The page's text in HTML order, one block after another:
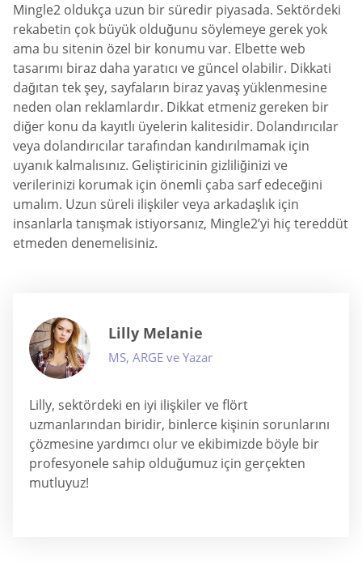
Mingle2 oldukça uzun bir süredir piyasada. Sektördeki
rekabetin çok büyük olduğunu söylemeye gerek yok
ama bu sitenin özel bir konumu var. Elbette web
tasarımı biraz daha yaratıcı ve güncel olabilir. Dikkati
dağıtan tek şey, sayfaların biraz yavaş yüklenmesine
neden olan reklamlardır. Dikkat etmeniz gereken bir
diğer konu da kayıtlı üyelerin kalitesidir. Dolandırıcılar
veya dolandırıcılar tarafından kandırılmamak için
uyanık kalmalısınız. Geliştiricinin gizliliğinizi ve
verilerinizi korumak için önemli çaba sarf edeceğini
umalım. Uzun süreli ilişkiler veya arkadaşlık için
insanlarla tanışmak istiyorsanız, Mingle2’yi hiç tereddüt
etmeden denemelisiniz.
Lilly Melanie
MS, ARGE ve Yazar
Lilly, sektördeki en iyi ilişkiler ve flört
uzmanlarından biridir, binlerce kişinin sorunlarını
çözmesine yardımcı olur ve ekibimizde böyle bir
profesyonele sahip olduğumuz için gerçekten
mutluyuz!